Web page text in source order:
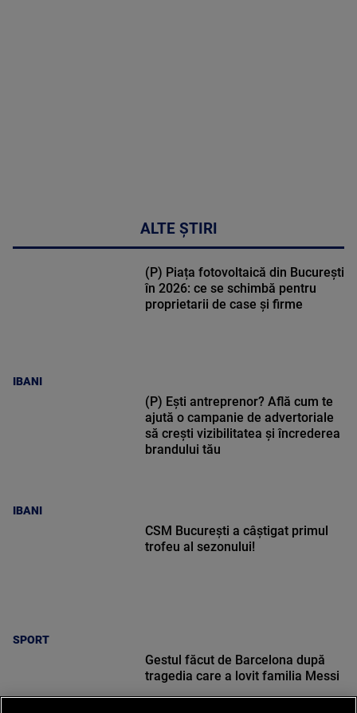
ALTE ȘTIRI
IBANI
(P) Piața fotovoltaică din București
în 2026: ce se schimbă pentru
proprietarii de case și firme
IBANI
(P) Ești antreprenor? Află cum te
ajută o campanie de advertoriale
să crești vizibilitatea și încrederea
brandului tău
SPORT
CSM București a câștigat primul
trofeu al sezonului!
Gestul făcut de Barcelona după
tragedia care a lovit familia Messi